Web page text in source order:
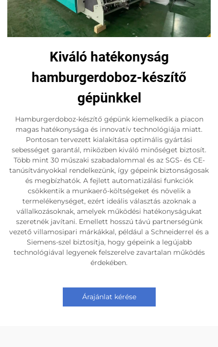
Kiváló hatékonyság
hamburgerdoboz-készítő
gépünkkel
Hamburgerdoboz-készítő gépünk kiemelkedik a piacon
magas hatékonysága és innovatív technológiája miatt.
Pontosan tervezett kialakítása optimális gyártási
sebességet garantál, miközben kiváló minőséget biztosít.
Több mint 30 műszaki szabadalommal és az SGS- és CE-
tanúsítványokkal rendelkezünk, így gépeink biztonságosak
és megbízhatók. A fejlett automatizálási funkciók
csökkentik a munkaerő-költségeket és növelik a
termelékenységet, ezért ideális választás azoknak a
vállalkozásoknak, amelyek működési hatékonyságukat
szeretnék javítani. Emellett hosszú távú partnerségünk
vezető villamosipari márkákkal, például a Schneiderrel és a
Siemens-szel biztosítja, hogy gépeink a legújabb
technológiával legyenek felszerelve zavartalan működés
érdekében.
Árajánlat kérése